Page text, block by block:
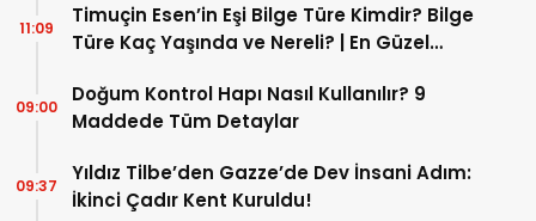
Timuçin Esen’in Eşi Bilge Türe Kimdir? Bilge
Türe Kaç Yaşında ve Nereli? | En Güzel
11:09
Doğum Kontrol Hapı Nasıl Kullanılır? 9
Maddede Tüm Detaylar
09:00
Yıldız Tilbe’den Gazze’de Dev İnsani Adım:
İkinci Çadır Kent Kuruldu!
09:37